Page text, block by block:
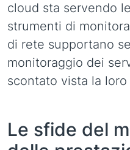
cloud sta servendo
strumenti di
di rete supportano
monitoraggio dei
scontato vista la
Le sfide del